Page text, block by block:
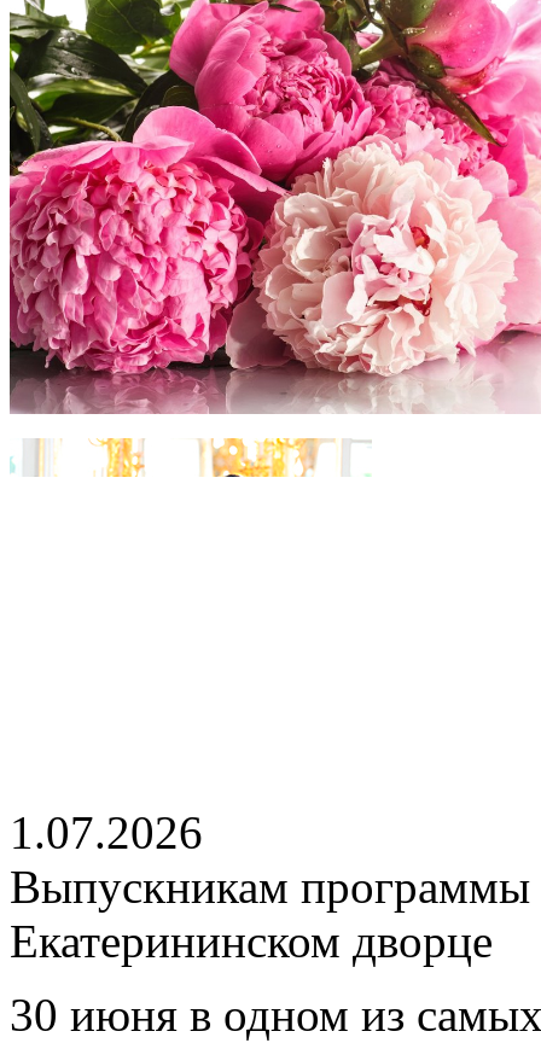
1.07.2026
Выпускникам
Екатерининском дворце
30 июня в одном из